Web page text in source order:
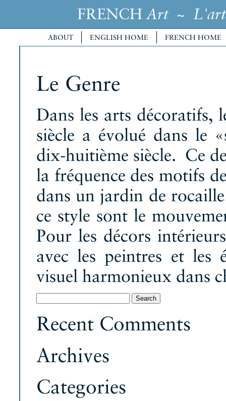
FRENCH Art~ L'art
ABOUT ENGLISH HOME FRENCH HOME
Le Genre
Dans les arts décoratifs,
siècle a évolué dans le
dix-huitième siècle. Ce
la fréquence des motifs
dans un jardin de
ce style sont le
Pour les décors
avec les peintres et les
visuel harmonieux dans
for:
Recent Comments
Archives
Categories